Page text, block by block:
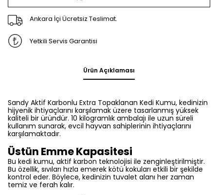
Ankara İçi Ücretsiz Teslimat.
Yetkili Servis Garantisi
Ürün Açıklaması
Sandy Aktif Karbonlu Extra Topaklanan Kedi Kumu, kedinizin
hijyenik ihtiyaçlarını karşılamak üzere tasarlanmış yüksek
kaliteli bir üründür. 10 kilogramlık ambalajı ile uzun süreli
kullanım sunarak, evcil hayvan sahiplerinin ihtiyaçlarını
karşılamaktadır.
Üstün Emme Kapasitesi
Bu kedi kumu, aktif karbon teknolojisi ile zenginleştirilmiştir.
Bu özellik, sıvıları hızla emerek kötü kokuları etkili bir şekilde
kontrol eder. Böylece, kedinizin tuvalet alanı her zaman
temiz ve ferah kalır.